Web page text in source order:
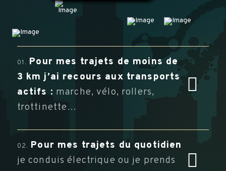
01. Pour mes trajets de moins de
3 km j’ai recours aux transports
actifs : marche, vélo, rollers,
trottinette…
02. Pour mes trajets du quotidien
je conduis électrique ou je prends